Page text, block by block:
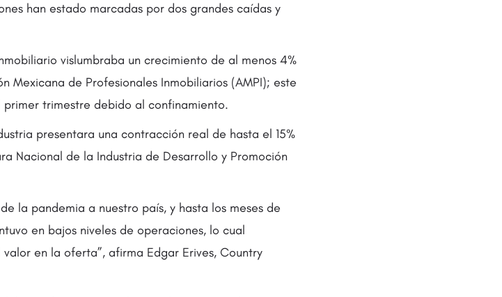
han estado marcadas por dos grandes caídas y
vislumbraba un crecimiento de al menos 4%
Mexicana de Profesionales Inmobiliarios (AMPI); este
trimestre debido al confinamiento.
presentara una contracción real de hasta el 15%
Nacional de la Industria de Desarrollo y Promoción
la pandemia a nuestro país, y hasta los meses de
en bajos niveles de operaciones, lo cual
en la oferta”, afirma Edgar Erives, Country